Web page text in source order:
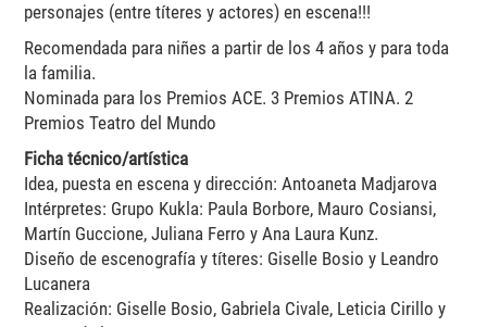
personajes (entre títeres y actores) en escena!!!
Recomendada para niñes a partir de los 4 años y para toda
la familia.
Nominada para los Premios ACE. 3 Premios ATINA. 2
Premios Teatro del Mundo
Ficha técnico/artística
Idea, puesta en escena y dirección: Antoaneta Madjarova
Intérpretes: Grupo Kukla: Paula Borbore, Mauro Cosiansi,
Martín Guccione, Juliana Ferro y Ana Laura Kunz.
Diseño de escenografía y títeres: Giselle Bosio y Leandro
Lucanera
Realización: Giselle Bosio, Gabriela Civale, Leticia Cirillo y